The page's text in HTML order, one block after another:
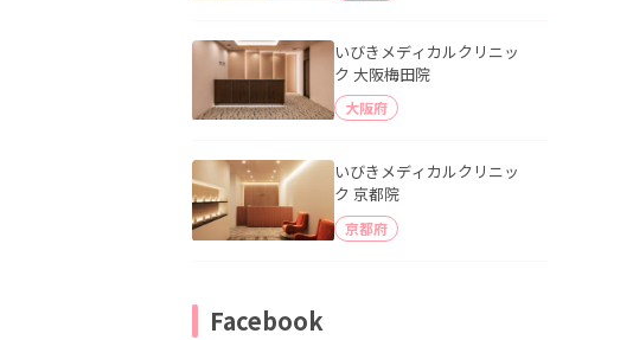
いびきメディカルクリニッ
ク 大阪梅田院
大阪府
いびきメディカルクリニッ
ク 京都院
京都府
Facebook